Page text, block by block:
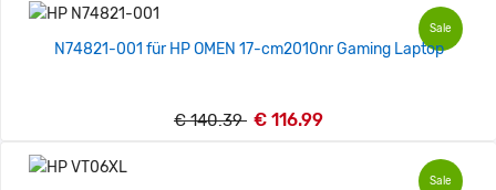
Sale
N74821-001 für HP OMEN 17-cm2010nr Gaming Laptop
€ 140.39 € 116.99
Sale